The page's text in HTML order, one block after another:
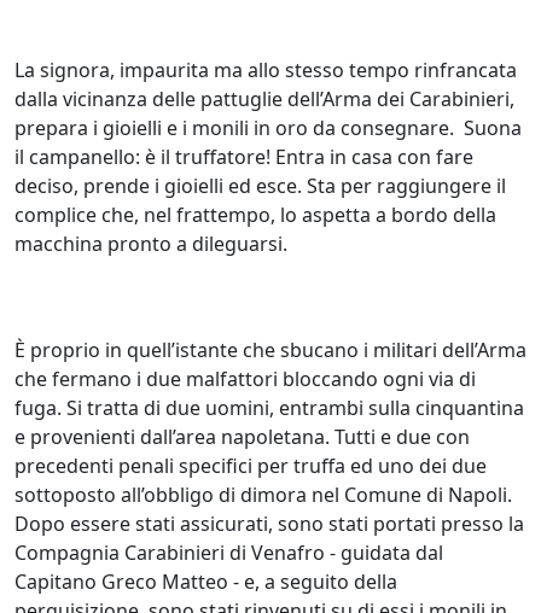
La signora, impaurita ma allo stesso tempo rinfrancata
dalla vicinanza delle pattuglie dell’Arma dei Carabinieri,
prepara i gioielli e i monili in oro da consegnare. Suona
il campanello: è il truffatore! Entra in casa con fare
deciso, prende i gioielli ed esce. Sta per raggiungere il
complice che, nel frattempo, lo aspetta a bordo della
macchina pronto a dileguarsi.
È proprio in quell’istante che sbucano i militari dell’Arma
che fermano i due malfattori bloccando ogni via di
fuga. Si tratta di due uomini, entrambi sulla cinquantina
e provenienti dall’area napoletana. Tutti e due con
precedenti penali specifici per truffa ed uno dei due
sottoposto all’obbligo di dimora nel Comune di Napoli.
Dopo essere stati assicurati, sono stati portati presso la
Compagnia Carabinieri di Venafro - guidata dal
Capitano Greco Matteo - e, a seguito della